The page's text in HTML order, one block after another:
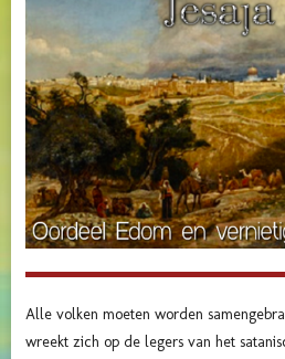
Alle volken moeten worden
wreekt zich op de legers van het